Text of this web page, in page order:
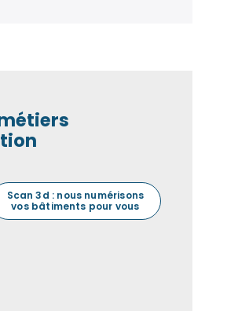
Scan 3d : nous numérisons
vos bâtiments pour vous